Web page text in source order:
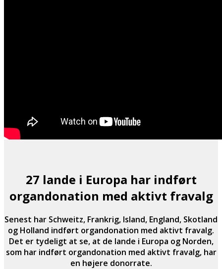
27 lande i Europa har indført
organdonation med aktivt fravalg
Senest har Schweitz, Frankrig, Island, England, Skotland
og Holland indført organdonation med aktivt fravalg.
Det er tydeligt at se, at de lande i Europa og Norden,
som har indført organdonation med aktivt fravalg, har
en højere donorrate.